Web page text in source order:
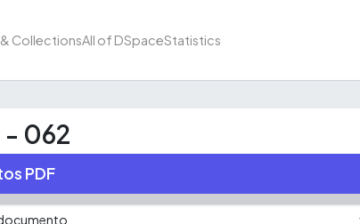
CollectionsAll of DSpaceStatistics
- 062
PDF